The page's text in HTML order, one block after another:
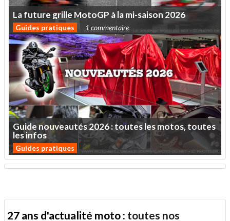
Lafuturegrille MotoGP àlami-saison 2026
Guides pratiques 1 commentaire
Guidenouveautés2026:touteslesmotos,toutes
lesinfos
Guides pratiques
27 ans d'actualité moto : toutes nos